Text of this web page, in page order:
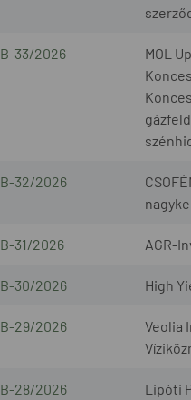
33/2026
MOL
32/2026
31/2026 AGR-
30/2026 High
29/2026
Veolia
28/2026 Lipóti